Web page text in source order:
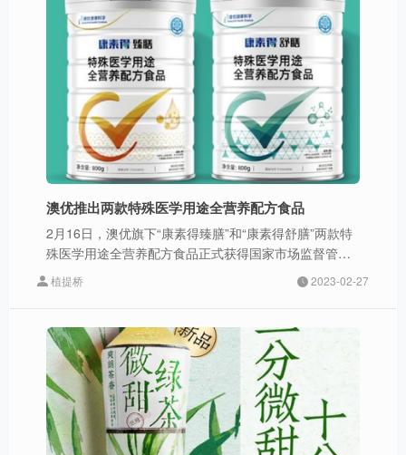
澳优推出两款特殊医学用途全营养配方食品
2月16日，澳优旗下“康素得臻膳”和“康素得舒膳”两款特
殊医学用途全营养配方食品正式获得国家市场监督管理
总局颁发的注册批件。
植提桥 2023-02-27